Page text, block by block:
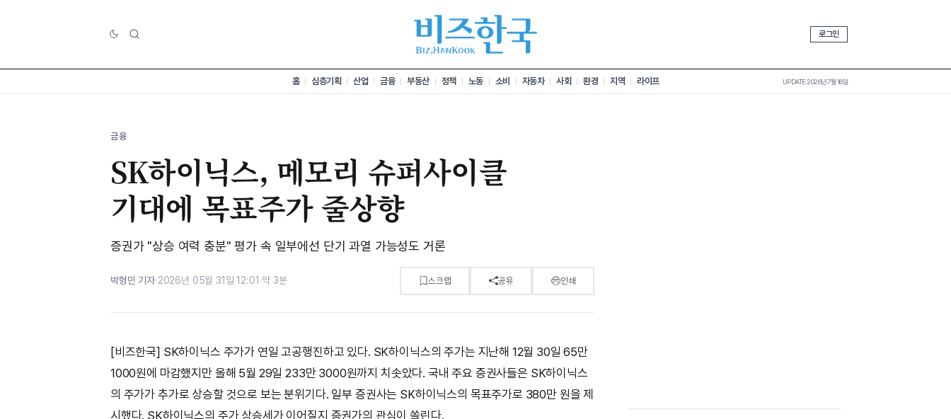
로그인
홈 심층기획 산업 금융 부동산 정책 노동 소비 자동차 사회 환경 지역 라이프 UPDATE 2026년 7월 16일
금융
SK하이닉스, 메모리 슈퍼사이클
기대에 목표주가 줄상향
증권가 "상승 여력 충분" 평가 속 일부에선 단기 과열 가능성도 거론
박형민 기자·2026년 05월 31일 12:01 ·약 3분 스크랩 공유 인쇄
[비즈한국] SK하이닉스 주가가 연일 고공행진하고 있다. SK하이닉스의 주가는 지난해 12월 30일 65만
1000원에 마감했지만 올해 5월 29일 233만 3000원까지 치솟았다. 국내 주요 증권사들은 SK하이닉스
의 주가가 추가로 상승할 것으로 보는 분위기다. 일부 증권사는 SK하이닉스의 목표주가로 380만 원을 제
시했다. SK하이닉스의 주가 상승세가 이어질지 증권가의 관심이 쏠린다.